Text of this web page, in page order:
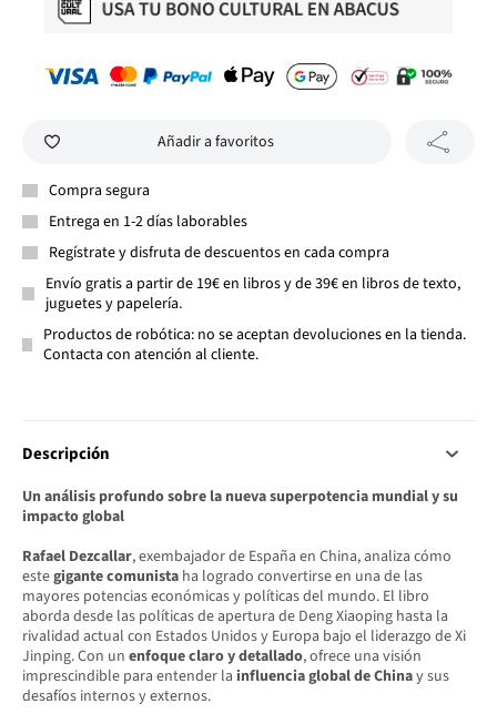
Añadir a favoritos
Compra segura
Entrega en 1-2 días laborables
Regístrate y disfruta de descuentos en cada compra
Envío gratis a partir de 19€ en libros y de 39€ en libros de texto,
juguetes y papelería.
Productos de robótica: no se aceptan devoluciones en la tienda.
Contacta con atención al cliente.
Descripción
Un análisis profundo sobre la nueva superpotencia mundial y su
impacto global
Rafael Dezcallar, exembajador de España en China, analiza cómo
estegigante comunista ha logrado convertirse en una de las
mayores potencias económicas y políticas del mundo. El libro
aborda desde las políticas de apertura de Deng Xiaoping hasta la
rivalidad actual con Estados Unidos y Europa bajo el liderazgo de Xi
Jinping. Con un enfoque claro y detallado, ofrece una visión
imprescindible para entender la influencia global de Chinay sus
desafíos internos y externos.